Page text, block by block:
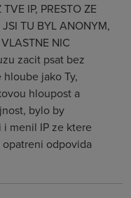
IP, PRESTO ZE
TU BYL ANONYM,
NIC
zacit psat bez
jako Ty,
hloupost a
bylo by
menil IP ze ktere
odpovida